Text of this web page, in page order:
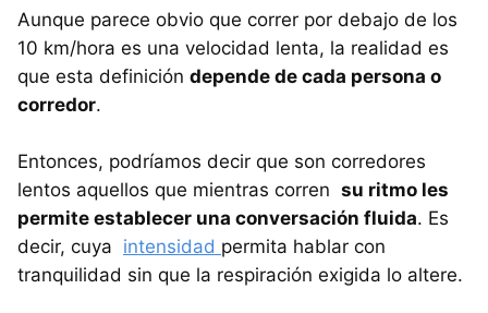
Aunque parece obvio que correr por debajo de los
10 km/hora es una velocidad lenta, la realidad es
que esta definición depende de cada persona o
corredor.
Entonces, podríamos decir que son corredores
lentos aquellos que mientras corren su ritmo les
permite establecer una conversación fluida. Es
decir, cuya intensidad permita hablar con
tranquilidad sin que la respiración exigida lo altere.